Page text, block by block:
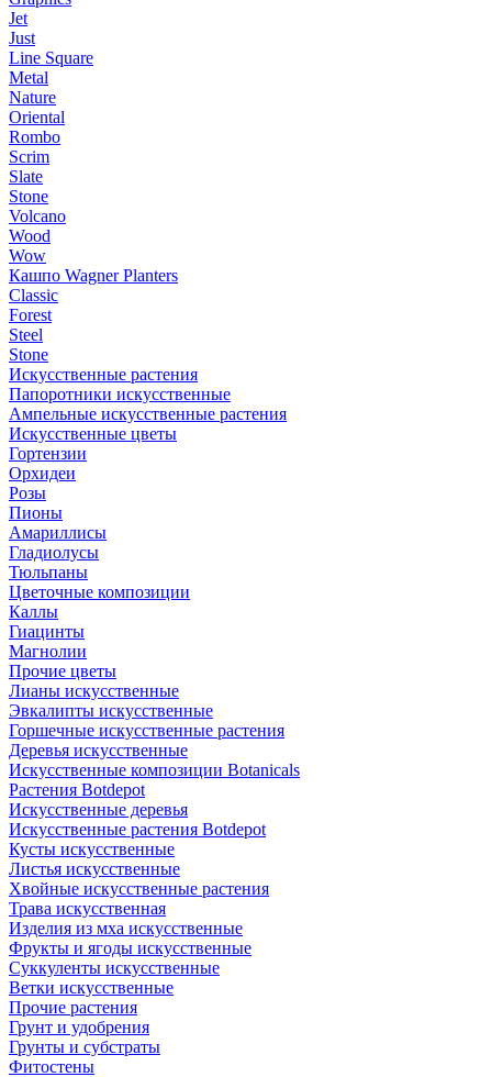
Jet
Just
Line Square
Metal
Nature
Oriental
Rombo
Scrim
Slate
Stone
Volcano
Wood
Wow
Кашпо Wagner Planters
Classic
Forest
Steel
Stone
Искусственные растения
Папоротники искусственные
Ампельные искусственные растения
Искусственные цветы
Гортензии
Орхидеи
Розы
Пионы
Амариллисы
Гладиолусы
Тюльпаны
Цветочные композиции
Каллы
Гиацинты
Магнолии
Прочие цветы
Лианы искусственные
Эвкалипты искусственные
Горшечные искусственные растения
Деревья искусственные
Искусственные композиции Botanicals
Растения Botdepot
Искусственные деревья
Искусственные растения Botdepot
Кусты искусственные
Листья искусственные
Хвойные искусственные растения
Трава искусственная
Изделия из мха искусственные
Фрукты и ягоды искусственные
Суккуленты искусственные
Ветки искусственные
Прочие растения
Грунт и удобрения
Грунты и субстраты
Фитостены